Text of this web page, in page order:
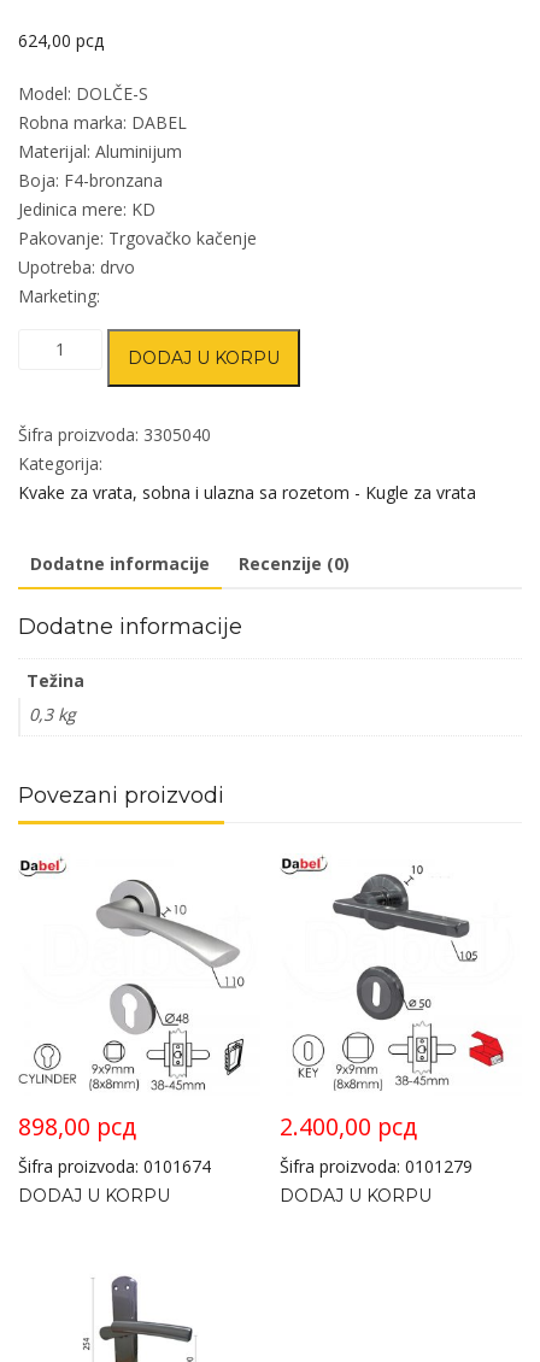
624,00 рсд
Model: DOLČE-S
Robna marka: DABEL
Materijal: Aluminijum
Boja: F4-bronzana
Jedinica mere: KD
Pakovanje: Trgovačko kačenje
Upotreba: drvo
Marketing:
Kvaka
vrata
DOLČE-
S
WC
BPDQ
količina
DODAJ U KORPU
Šifra proizvoda: 3305040
Kategorija:
Kvake za vrata, sobna i ulazna sa rozetom - Kugle za vrata
Dodatne informacije Recenzije (0)
Dodatne informacije
Težina
0,3 kg
Povezani proizvodi
898,00 рсд
Šifra proizvoda: 0101674
DODAJ U KORPU
2.400,00 рсд
Šifra proizvoda: 0101279
DODAJ U KORPU